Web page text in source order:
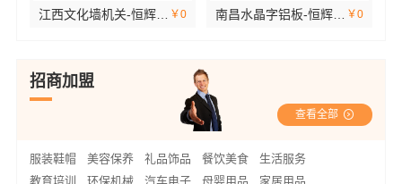
江西文化墙机关-恒辉广告 ￥0 南昌水晶字铝板-恒辉广告 ￥0
招商加盟
查看全部
服装鞋帽 美容保养 礼品饰品 餐饮美食
生活服务
教育培训
环保机械 汽车电子 母婴用品
家居用品